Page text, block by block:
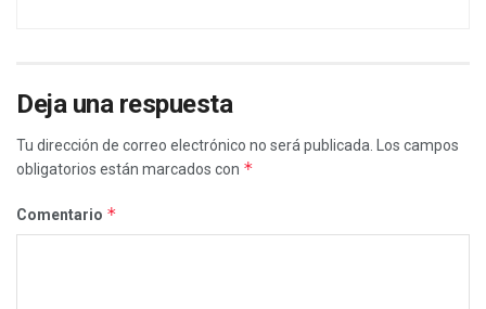
Deja una respuesta
Tu dirección de correo electrónico no será publicada.
Los campos
obligatorios están marcados con *
Comentario *